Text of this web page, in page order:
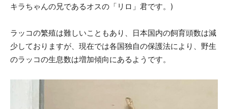
キラちゃんの兄であるオスの「リロ」君です。)
ラッコの繁殖は難しいこともあり、日本国内の飼育頭数は減
少しておりますが、現在では各国独自の保護法により、野生
のラッコの生息数は増加傾向にあるようです。